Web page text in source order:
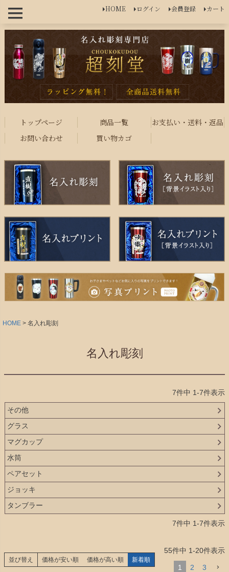
HOME ログイン 会員登録 カート
トップページ 商品一覧
お支払い・送料・返品
お問い合わせ
買い物カゴ
HOME 名入れ彫刻
名入れ彫刻
7件中 1-7件表示
その他
グラス
マグカップ
水筒
ペアセット
ジョッキ
タンブラー
7件中 1-7件表示
並び替え 価格が安い順 価格が高い順 新着順
55件中 1-20件表示
1 2 3